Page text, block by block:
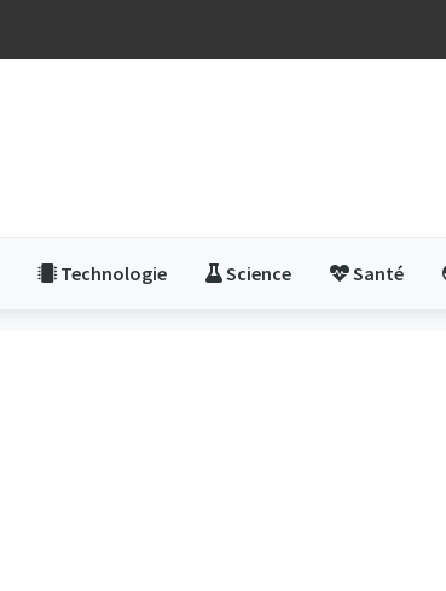
Technologie Science Santé